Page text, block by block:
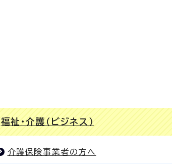
福祉・介護（ビジネス）
介護保険事業者の方へ